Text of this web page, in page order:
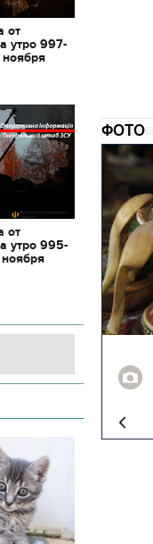
от
утро 997-
от
утро 995-
ФОТО